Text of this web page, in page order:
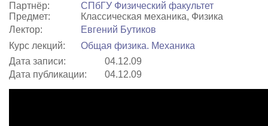
Войти
Партнёр:
СПбГУ Физический факультет
Предмет:
Классическая механика, Физика
Лектор:
Евгений Бутиков
Курс лекций:
Общая физика. Механика
Дата записи:
04.12.09
Дата публикации:
04.12.09